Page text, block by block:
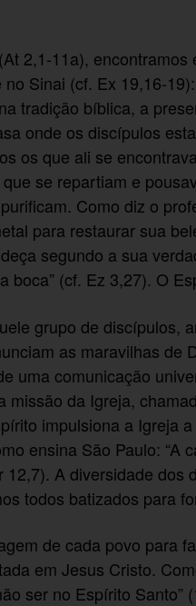
2,1-11a),
Sinai (cf. Ex 19,16-
tradição bíblica, a
onde os discípulos
os que ali se
se repartiam e
Como diz o
para restaurar sua
segundo a sua
boca” (cf. Ez 3,27). O
grupo de discípulos,
as maravilhas de
uma comunicação
missão da Igreja,
impulsiona a Igreja
ensina São Paulo: “A
12,7). A diversidade dos
todos batizados para
de cada povo para
em Jesus Cristo.
ser no Espírito